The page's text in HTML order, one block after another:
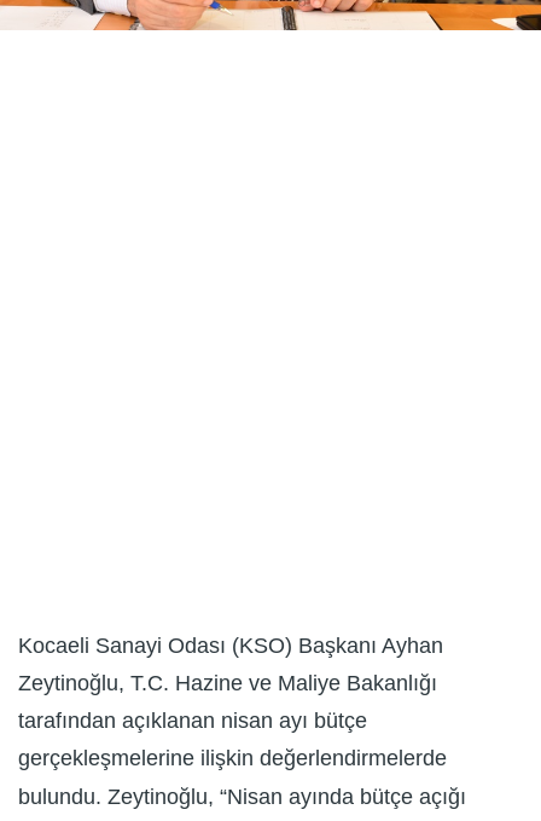
Kocaeli Sanayi Odası (KSO) Başkanı Ayhan
Zeytinoğlu, T.C. Hazine ve Maliye Bakanlığı
tarafından açıklanan nisan ayı bütçe
gerçekleşmelerine ilişkin değerlendirmelerde
bulundu. Zeytinoğlu, “Nisan ayında bütçe açığı